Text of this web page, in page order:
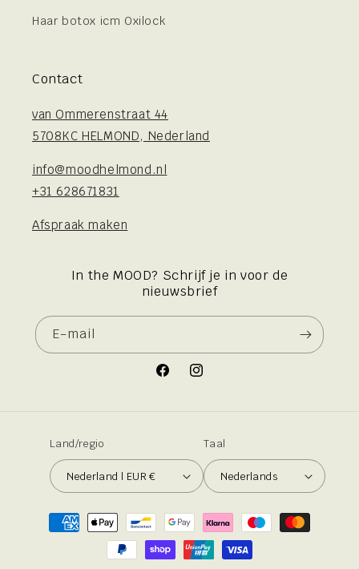
Haar botox icm Oxilock
Contact
van Ommerenstraat 44
5708KC HELMOND, Nederland
info@moodhelmond.nl
+31 628671831
Afspraak maken
In the MOOD? Schrijf je in voor de
nieuwsbrief
E‑mail
FacebookInstagram
Land/regio
Nederland | EUR €
Taal
Nederlands
Betaalmethoden